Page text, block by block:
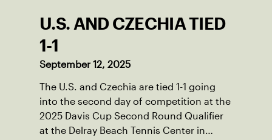
U.S. AND CZECHIA TIED
1-1
September 12, 2025
The U.S. and Czechia are tied 1-1 going
into the second day of competition at the
2025 Davis Cup Second Round Qualifier
at the Delray Beach Tennis Center in